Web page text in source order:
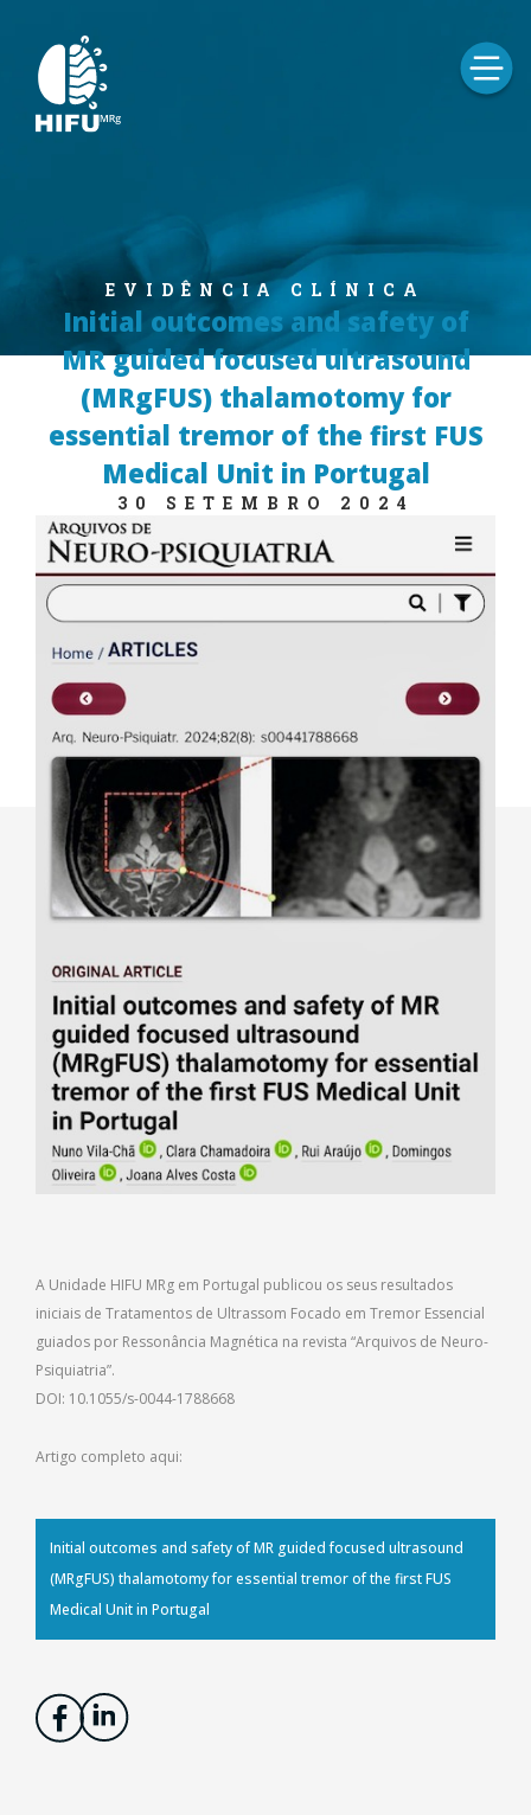
EVIDÊNCIA CLÍNICA
Initial outcomes and safety of
MR guided focused ultrasound
(MRgFUS) thalamotomy for
essential tremor of the first FUS
Medical Unit in Portugal
30 SETEMBRO 2024
A Unidade HIFU MRg em Portugal publicou os seus resultados
iniciais de Tratamentos de Ultrassom Focado em Tremor Essencial
guiados por Ressonância Magnética na revista “Arquivos de Neuro-
Psiquiatria”.
DOI: 10.1055/s-0044-1788668
Artigo completo aqui:
Initial outcomes and safety of MR guided focused ultrasound
(MRgFUS) thalamotomy for essential tremor of the first FUS
Medical Unit in Portugal